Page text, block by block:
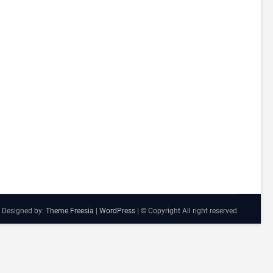
Designed by: Theme Freesia | WordPress| © Copyright All right reserved